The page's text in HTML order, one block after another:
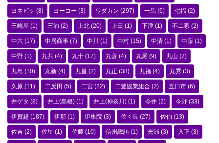
ヨネビシ (8) ヨーコー (3) ワダカン (297) 一馬 (6) 七福 (2)
三崎屋 (1) 三浦 (2) 上北 (20) 上田 (1) 下津 (1) 不二家 (2)
中六 (17) 中居商事 (7) 中川 (1) 中村 (15) 中清 (1) 中藤 (1)
中野 (1) 丸共 (4) 丸十 (17) 丸善 (4) 丸尾 (9) 丸山 (2)
丸島 (10) 丸新 (4) 丸昌 (2) 丸正 (38) 丸福 (4) 丸秀 (3)
久原 (11) 二反田 (5) 二宮 (22) 二豊協業組合 (2) 五日市 (6)
井ゲタ (8) 井上(島根) (1) 井上(神奈川) (1) 今井 (2) 今野 (33)
伊賀越 (187) 伊那 (1) 伊集院 (3) 佐々長 (27) 佐伯 (13)
佐吉 (2) 佐星 (1) 佐藤 (10) 信州諏訪 (1) 光浦 (3) 入正 (3)